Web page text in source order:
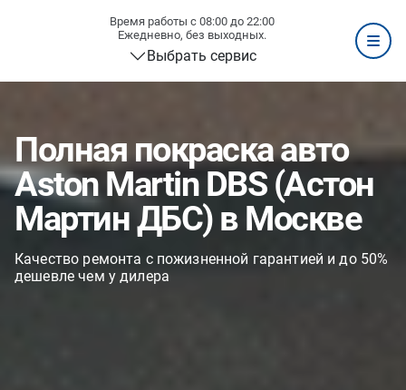
Время работы с 08:00 до 22:00
Ежедневно, без выходных.
Выбрать сервис
Полная покраска авто
Aston Martin DBS (Астон
Мартин ДБС) в Москве
Качество ремонта с пожизненной гарантией и до 50%
дешевле чем у дилера